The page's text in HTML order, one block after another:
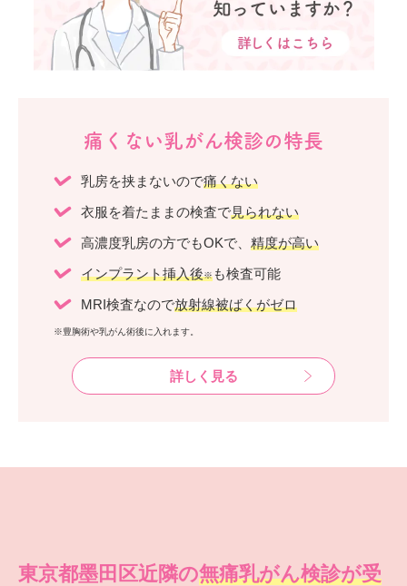
痛くない乳がん検診の特長
乳房を挟まないので痛くない
衣服を着たままの検査で見られない
高濃度乳房の方でもOKで、 精度が高い
インプラント挿入後※ も検査可能
MRI検査なので放射線被ばくがゼロ
※豊胸術や乳がん術後に入れます。
詳しく見る
東京都墨田区近隣の無痛乳がん検診が受